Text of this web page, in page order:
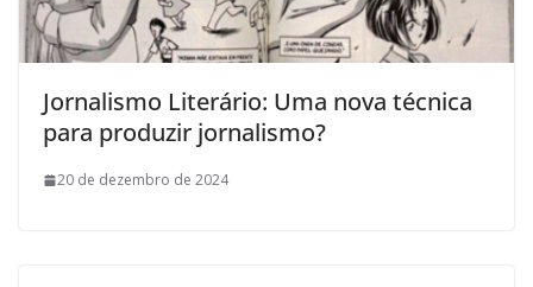
Jornalismo Literário: Uma nova técnica
para produzir jornalismo?
20 de dezembro de 2024